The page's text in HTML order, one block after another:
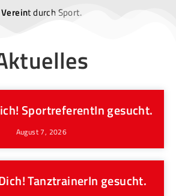
Vereint durch Sport.
SportreferentIn gesucht.
August 7, 2026
TanztrainerIn gesucht.